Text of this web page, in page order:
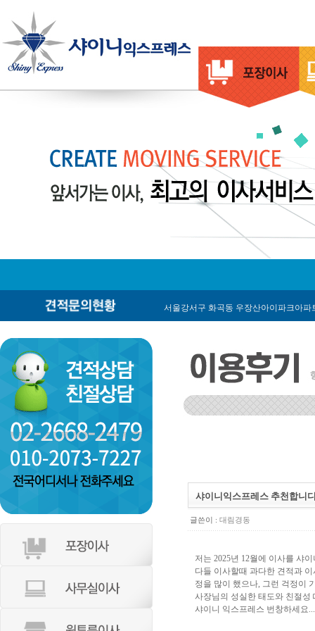
서울강서구 화곡동 우장산아이파크아파
등촌동 서광 106-1002
샤이니익스프레스 추천합니
글쓴이 : 대림경동
저는 2025년 12월에 이사를 샤
다들 이사할때 과다한 견적과
정을 많이 했으나, 그런 걱정이
사장님의 성실한 태도와 친절
샤이니 익스프레스 번창하세요...